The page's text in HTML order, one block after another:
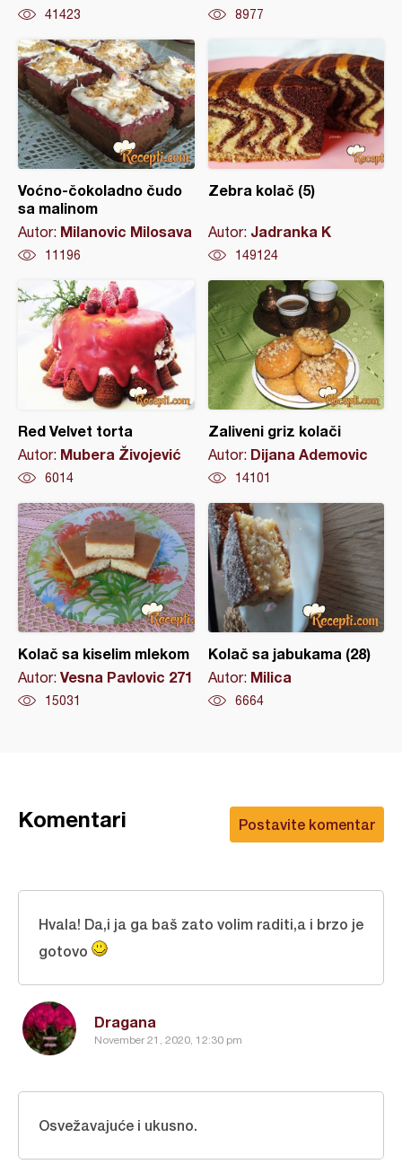
41423 8977
Voćno-čokoladno čudo
sa malinom
Autor: Milanovic Milosava
11196
Zebra kolač (5)
Autor: Jadranka K
149124
Red Velvet torta
Autor: Mubera Živojević
6014
Zaliveni griz kolači
Autor: Dijana Ademovic
14101
Kolač sa kiselim mlekom
Autor: Vesna Pavlovic 271
15031
Kolač sa jabukama (28)
Autor: Milica
6664
Postavite komentar
Komentari
Dragana
November 21, 2020, 12:30 pm
Hvala! Da,i ja ga baš zato volim raditi,a i brzo je
gotovo
Osvežavajuće i ukusno.